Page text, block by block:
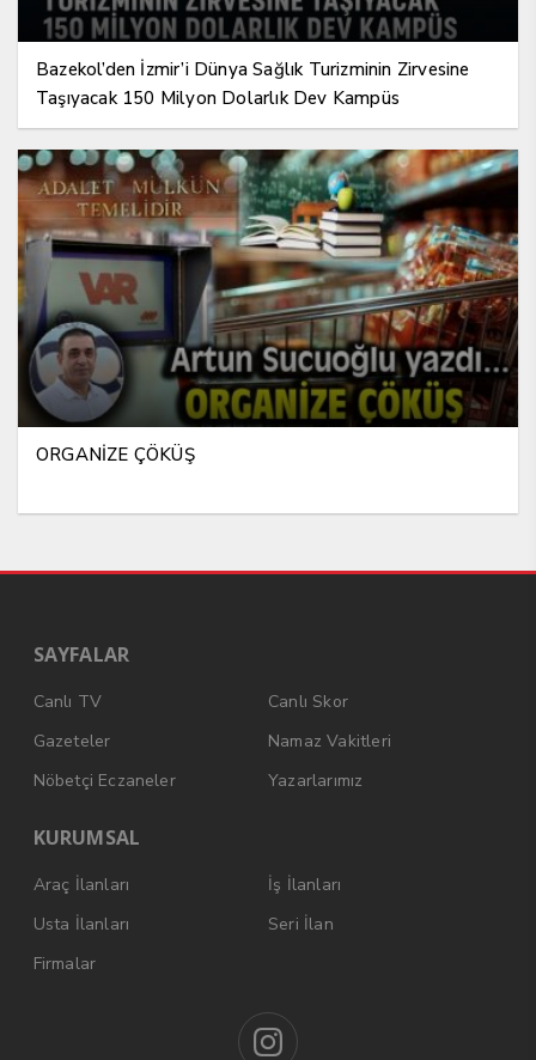
Bazekol’den İzmir’i Dünya Sağlık Turizminin Zirvesine
Taşıyacak 150 Milyon Dolarlık Dev Kampüs
ORGANİZE ÇÖKÜŞ
SAYFALAR
Canlı TV
Canlı Skor
Gazeteler
Namaz Vakitleri
Nöbetçi Eczaneler
Yazarlarımız
KURUMSAL
Araç İlanları
İş İlanları
Usta İlanları
Seri İlan
Firmalar